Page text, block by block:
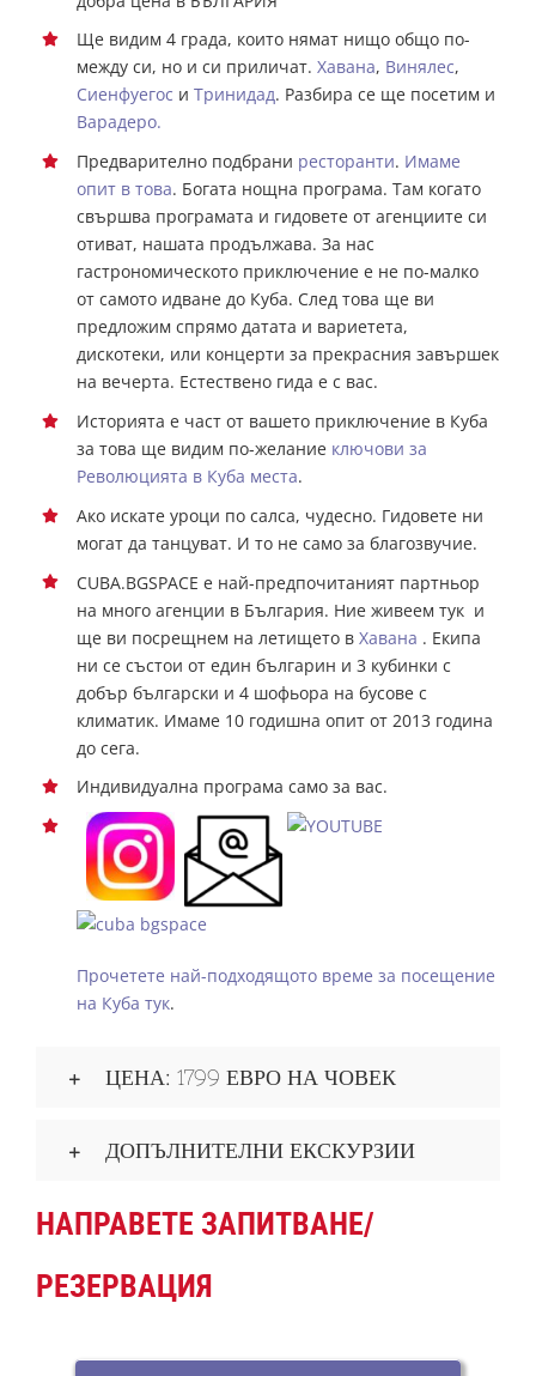
Ще видим 4 града, които нямат нищо общо по-
между си, но и си приличат. Хавана, Винялес,
Сиенфуегос и Тринидад. Разбира се ще посетим и
Варадеро.
Предварително подбрани ресторанти. Имаме
опит в това. Богата нощна програма. Там когато
свършва програмата и гидовете от агенциите си
отиват, нашата продължава. За нас
гастрономическото приключение е не по-малко
от самото идване до Куба. След това ще ви
предложим спрямо датата и вариетета,
дискотеки, или концерти за прекрасния завършек
на вечерта. Естествено гида е с вас.
Историята е част от вашето приключение в Куба
за това ще видим по-желание ключови за
Революцията в Куба места.
Ако искате уроци по салса, чудесно. Гидовете ни
могат да танцуват. И то не само за благозвучие.
CUBA.BGSPACE е най-предпочитаният партньор
на много агенции в България. Ние живеем тук и
ще ви посрещнем на летището в Хавана . Екипа
ни се състои от един българин и 3 кубинки с
добър български и 4 шофьора на бусове с
климатик. Имаме 10 годишна опит от 2013 година
до сега.
Индивидуална програма само за вас.
Прочетете най-подходящото време за посещение
на Куба тук.
ЦЕНА: 1799 ЕВРО НА ЧОВЕК
ДОПЪЛНИТЕЛНИ ЕКСКУРЗИИ
НАПРАВЕТЕ ЗАПИТВАНЕ/
РЕЗЕРВАЦИЯ